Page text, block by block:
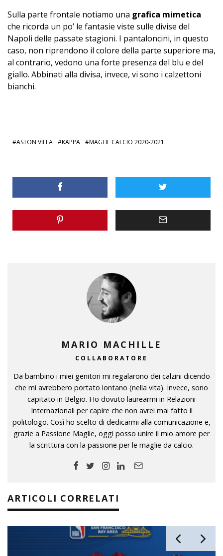
Sulla parte frontale notiamo una grafica mimetica
che ricorda un po’ le fantasie viste sulle divise del
Napoli delle passate stagioni. I pantaloncini, in questo
caso, non riprendono il colore della parte superiore ma,
al contrario, vedono una forte presenza del blu e del
giallo. Abbinati alla divisa, invece, vi sono i calzettoni
bianchi.
ASTON VILLA KAPPA MAGLIE CALCIO 2020-2021
MARIO MACHILLE
COLLABORATORE
Da bambino i miei genitori mi regalarono dei calzini dicendo
che mi avrebbero portato lontano (nella vita). Invece, sono
capitato in Belgio. Ho dovuto laurearmi in Relazioni
Internazionali per capire che non avrei mai fatto il
politologo. Così ho scelto di dedicarmi alla comunicazione e,
grazie a Passione Maglie, oggi posso unire il mio amore per
la scrittura con la passione per le maglie da calcio.
ARTICOLI CORRELATI